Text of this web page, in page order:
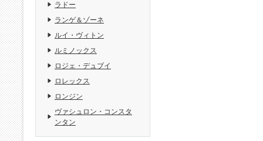
ラドー
ランゲ＆ゾーネ
ルイ・ヴィトン
ルミノックス
ロジェ・デュブイ
ロレックス
ロンジン
ヴァシュロン・コンスタ
ンタン